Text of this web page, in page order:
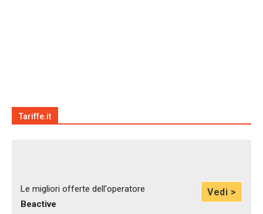
Tariffe.it
Le migliori offerte dell'operatore
Beactive
Vedi >